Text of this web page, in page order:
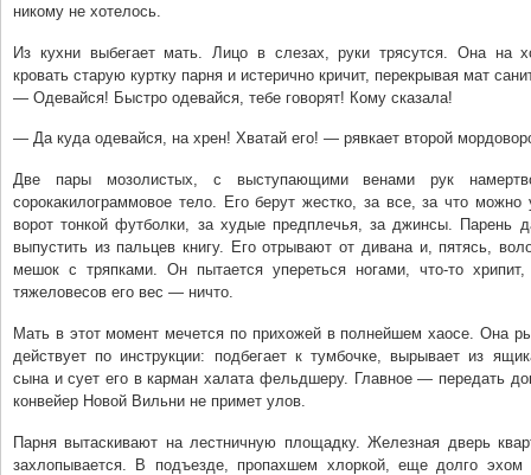
никому не хотелось.
Из кухни выбегает мать. Лицо в слезах, руки трясутся. Она на
кровать старую куртку парня и истерично кричит, перекрывая мат
— Одевайся! Быстро одевайся, тебе говорят! Кому сказала!
— Да куда одевайся, на хрен! Хватай его! — рявкает второй
Две пары мозолистых, с выступающими венами рук
сорокакилограммовое тело. Его берут жестко, за все, за что можно
ворот тонкой футболки, за худые предплечья, за джинсы. Парень
выпустить из пальцев книгу. Его отрывают от дивана и, пятясь,
мешок с тряпками. Он пытается упереться ногами, что-то
тяжеловесов его вес — ничто.
Мать в этот момент мечется по прихожей в полнейшем хаосе. Она
действует по инструкции: подбегает к тумбочке, вырывает из
сына и сует его в карман халата фельдшеру. Главное — передать
конвейер Новой Вильни не примет улов.
Парня вытаскивают на лестничную площадку. Железная дверь
захлопывается. В подъезде, пропахшем хлоркой, еще долго эхом